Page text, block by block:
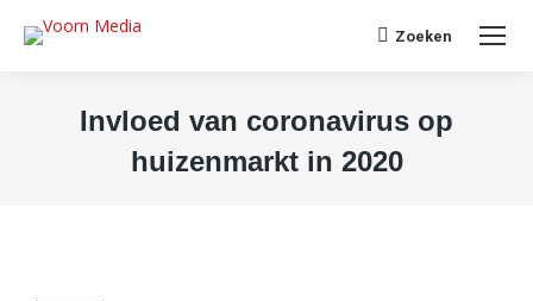
Search:
Zoeken
Invloed van coronavirus op
huizenmarkt in 2020